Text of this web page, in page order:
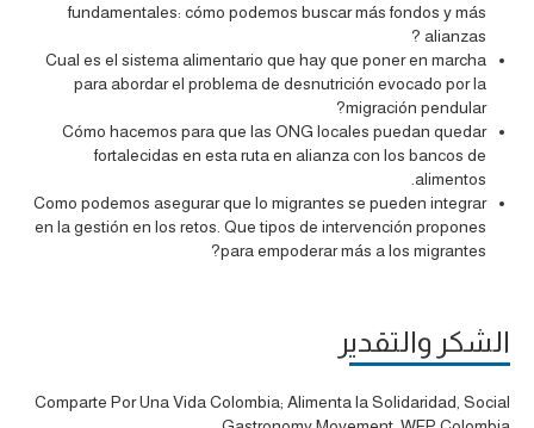
fundamentales: cómo podemos buscar más fondos y más
alianzas ?
Cual es el sistema alimentario que hay que poner en marcha
para abordar el problema de desnutrición evocado por la
migración pendular?
Cómo hacemos para que las ONG locales puedan quedar
fortalecidas en esta ruta en alianza con los bancos de
alimentos.
Como podemos asegurar que lo migrantes se pueden integrar
en la gestión en los retos. Que tipos de intervención propones
para empoderar más a los migrantes?
الشكر والتقدير
Comparte Por Una Vida Colombia; Alimenta la Solidaridad, Social